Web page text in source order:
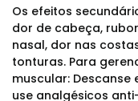
Os efeitos
dor de cabeça,
nasal, dor nas
tonturas. Para
muscular:
use analgésicos